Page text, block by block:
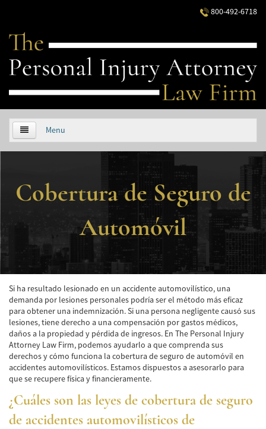
800-492-6718
Menu
ABOUT US
Áreas de Práctica
Accidentes Automovilísticos
Accidente de Atropello y Fuga
Accidentes en Intersecciones
Accidente en "T"
Accidente por Volcadura
Bolsas de Aire Defectuosas
Causas de los Accidentes Peatonales
Cobertura de Seguro de
Automóvil
Si ha resultado lesionado en un accidente automovilístico, una
demanda por lesiones personales podría ser el método más eficaz
para obtener una indemnización. Si una persona negligente causó sus
lesiones, tiene derecho a una compensación por gastos médicos,
daños a la propiedad y pérdida de ingresos. En The Personal Injury
Attorney Law Firm, podemos ayudarlo a que comprenda sus
derechos y cómo funciona la cobertura de seguro de automóvil en
accidentes automovilísticos. Estamos dispuestos a asesorarlo para
que se recupere física y financieramente.
¿Cuáles son las leyes de cobertura de seguro
de accidentes automovilísticos de